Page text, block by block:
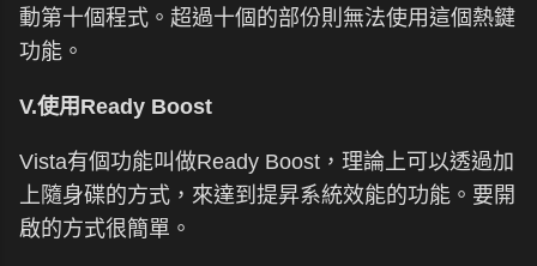
動第十個程式。超過十個的部份則無法使用這個熱鍵
功能。
V.使用Ready Boost
Vista有個功能叫做Ready Boost，理論上可以透過加
上隨身碟的方式，來達到提昇系統效能的功能。要開
啟的方式很簡單。